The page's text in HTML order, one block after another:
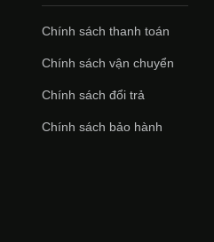
Chính sách thanh toán
Chính sách vận chuyển
Chính sách đổi trả
Chính sách bảo hành